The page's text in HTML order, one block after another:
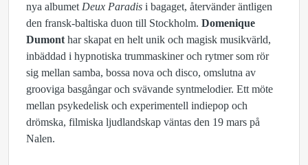
nya albumet Deux Paradis i bagaget, återvänder äntligen
den fransk-baltiska duon till Stockholm. Domenique
Dumont har skapat en helt unik och magisk musikvärld,
inbäddad i hypnotiska trummaskiner och rytmer som rör
sig mellan samba, bossa nova och disco, omslutna av
grooviga basgångar och svävande syntmelodier. Ett möte
mellan psykedelisk och experimentell indiepop och
drömska, filmiska ljudlandskap väntas den 19 mars på
Nalen.